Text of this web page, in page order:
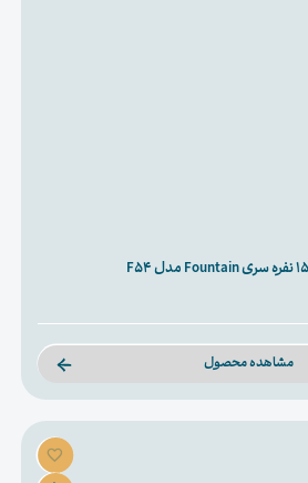
مشاهده محصول